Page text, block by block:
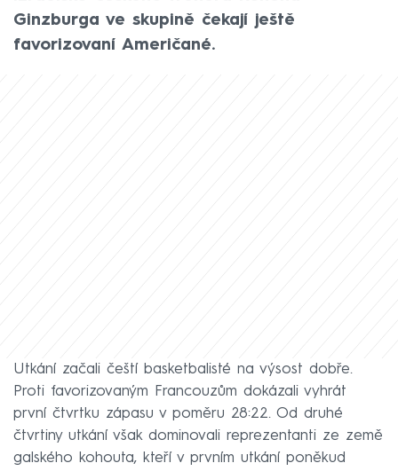
Ginzburga ve skupině čekají ještě
favorizovaní Američané.
Utkání začali čeští basketbalisté na výsost dobře.
Proti favorizovaným Francouzům dokázali vyhrát
první čtvrtku zápasu v poměru 28:22. Od druhé
čtvrtiny utkání však dominovali reprezentanti ze země
galského kohouta, kteří v prvním utkání poněkud